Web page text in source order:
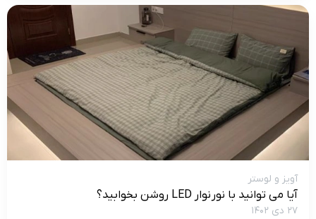
آویز و لوستر
آیا می توانید با نور نوار LED روشن بخوابید؟
۲۷ دی ۱۴۰۲